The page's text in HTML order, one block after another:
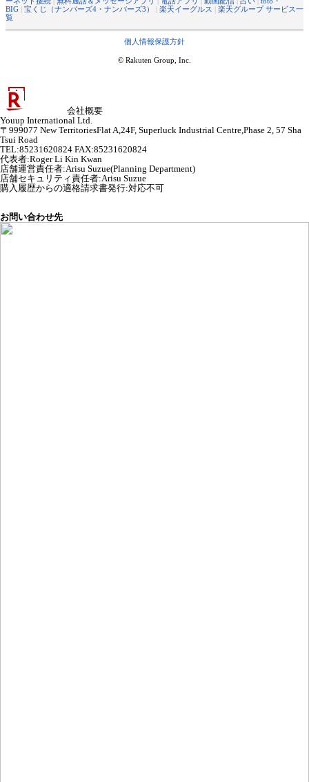
BIG | 宝くじ（ナンバーズ4・ナンバーズ3） | 楽天イーグルス | 楽天グループ サービス一
覧
個人情報保護方針
© Rakuten Group, Inc.
会社概要
Youup International Ltd.
〒999077 New TerritoriesFlat A,24F, Superluck Industrial Centre,Phase 2, 57 Sha
Tsui Road
TEL:85231620824 FAX:85231620824
代表者:Roger Li Kin Kwan
店舗運営責任者:Arisu Suzue(Planning Department)
店舗セキュリティ責任者:Arisu Suzue
購入履歴からの適格請求書発行:対応不可
お問い合わせ先